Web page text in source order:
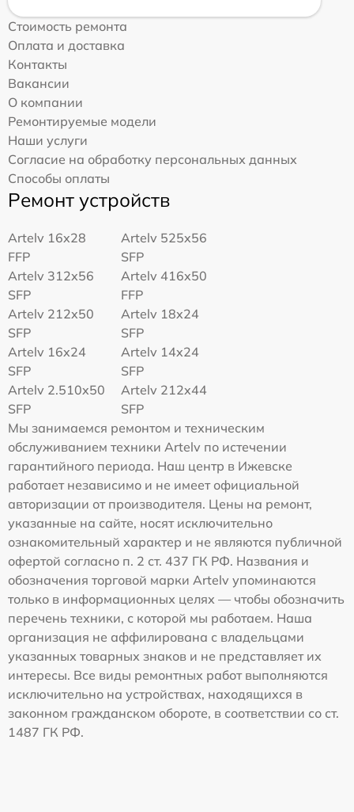
Стоимость ремонта
Оплата и доставка
Контакты
Вакансии
О компании
Ремонтируемые модели
Наши услуги
Согласие на обработку персональных данных
Способы оплаты
Ремонт устройств
Artelv 16x28
FFP
Artelv 525x56
SFP
Artelv 312x56
SFP
Artelv 416x50
FFP
Artelv 212x50
SFP
Artelv 18x24
SFP
Artelv 16x24
SFP
Artelv 14x24
SFP
Artelv 2.510x50
SFP
Artelv 212x44
SFP
Мы занимаемся ремонтом и техническим
обслуживанием техники Artelv по истечении
гарантийного периода. Наш центр в Ижевске
работает независимо и не имеет официальной
авторизации от производителя. Цены на ремонт,
указанные на сайте, носят исключительно
ознакомительный характер и не являются публичной
офертой согласно п. 2 ст. 437 ГК РФ. Названия и
обозначения торговой марки Artelv упоминаются
только в информационных целях — чтобы обозначить
перечень техники, с которой мы работаем. Наша
организация не аффилирована с владельцами
указанных товарных знаков и не представляет их
интересы. Все виды ремонтных работ выполняются
исключительно на устройствах, находящихся в
законном гражданском обороте, в соответствии со ст.
1487 ГК РФ.